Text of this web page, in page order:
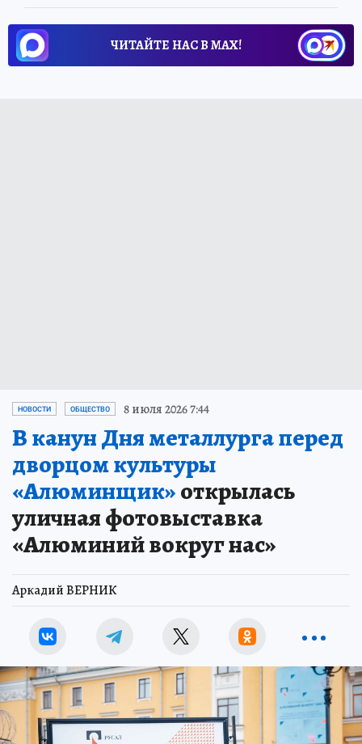
ЧИТАЙТЕ НАС В МАХ!
НОВОСТИ ОБЩЕСТВО 8 июля 2026 7:44
В канун Дня металлурга перед
дворцом культуры
«Алюминщик»открылась
уличная фотовыставка
«Алюминий вокруг нас»
Аркадий ВЕРНИК